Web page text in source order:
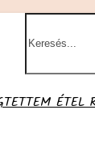
ÉTEL